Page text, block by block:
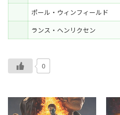
ポール・ウィンフィールド
ランス・ヘンリクセン
0